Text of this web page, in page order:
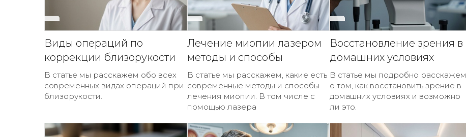
Виды операций по
коррекции близорукости
В статье мы расскажем обо всех
современных видах операций при
близорукости.
Лечение миопии лазером
методы и способы
В статье мы расскажем, какие есть
современные методы и способы
лечения миопии. В том числе с
помощью лазера
Восстановление зрения в
домашних условиях
В статье мы подробно расскажем
о том, как восстановить зрение в
домашних условиях и возможно
ли это.